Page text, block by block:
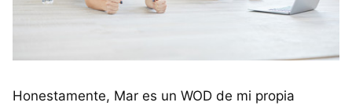
Honestamente, Mar es un WOD de mi propia